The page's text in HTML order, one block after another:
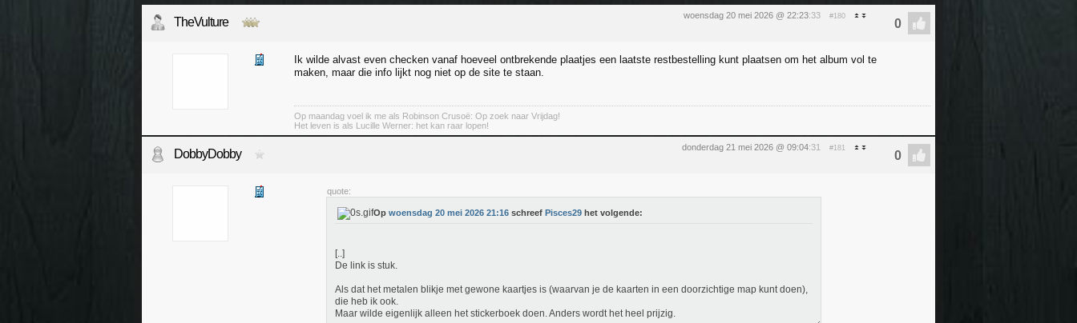
woensdag 20 mei 2026 @ 22:23:33 #180
TheVulture
Ik wilde alvast even checken vanaf hoeveel ontbrekende plaatjes een laatste restbestelling kunt plaatsen om het album vol te
maken, maar die info lijkt nog niet op de site te staan.
Op maandag voel ik me als Robinson Crusoë: Op zoek naar Vrijdag!
Het leven is als Lucille Werner: het kan raar lopen!
donderdag 21 mei 2026 @ 09:04:31 #181
DobbyDobby
quote:
Op woensdag 20 mei 2026 21:16 schreef Pisces29 het volgende:
[..]
De link is stuk.
Als dat het metalen blikje met gewone kaartjes is (waarvan je de kaarten in een doorzichtige map kunt doen),
die heb ik ook.
Maar wilde eigenlijk alleen het stickerboek doen. Anders wordt het heel prijzig.